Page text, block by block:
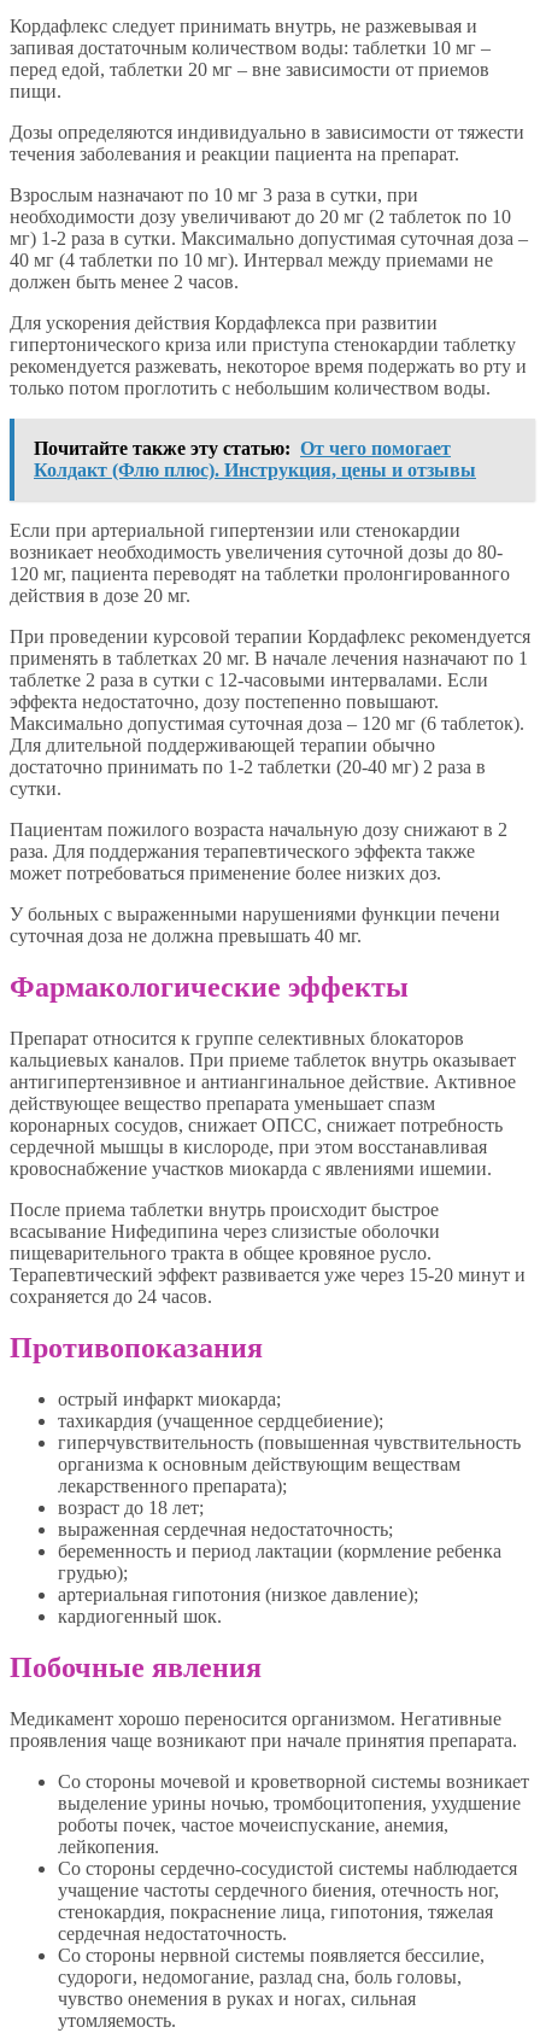
Кордафлекс следует принимать внутрь, не разжевывая и
запивая достаточным количеством воды: таблетки 10 мг –
перед едой, таблетки 20 мг – вне зависимости от приемов
пищи.
Дозы определяются индивидуально в зависимости от тяжести
течения заболевания и реакции пациента на препарат.
Взрослым назначают по 10 мг 3 раза в сутки, при
необходимости дозу увеличивают до 20 мг (2 таблеток по 10
мг) 1-2 раза в сутки. Максимально допустимая суточная доза –
40 мг (4 таблетки по 10 мг). Интервал между приемами не
должен быть менее 2 часов.
Для ускорения действия Кордафлекса при развитии
гипертонического криза или приступа стенокардии таблетку
рекомендуется разжевать, некоторое время подержать во рту и
только потом проглотить с небольшим количеством воды.
Почитайте также эту статью: От чего помогает
Колдакт (Флю плюс). Инструкция, цены и отзывы
Если при артериальной гипертензии или стенокардии
возникает необходимость увеличения суточной дозы до 80-
120 мг, пациента переводят на таблетки пролонгированного
действия в дозе 20 мг.
При проведении курсовой терапии Кордафлекс рекомендуется
применять в таблетках 20 мг. В начале лечения назначают по 1
таблетке 2 раза в сутки с 12-часовыми интервалами. Если
эффекта недостаточно, дозу постепенно повышают.
Максимально допустимая суточная доза – 120 мг (6 таблеток).
Для длительной поддерживающей терапии обычно
достаточно принимать по 1-2 таблетки (20-40 мг) 2 раза в
сутки.
Пациентам пожилого возраста начальную дозу снижают в 2
раза. Для поддержания терапевтического эффекта также
может потребоваться применение более низких доз.
У больных с выраженными нарушениями функции печени
суточная доза не должна превышать 40 мг.
Фармакологические эффекты
Препарат относится к группе селективных блокаторов
кальциевых каналов. При приеме таблеток внутрь оказывает
антигипертензивное и антиангинальное действие. Активное
действующее вещество препарата уменьшает спазм
коронарных сосудов, снижает ОПСС, снижает потребность
сердечной мышцы в кислороде, при этом восстанавливая
кровоснабжение участков миокарда с явлениями ишемии.
После приема таблетки внутрь происходит быстрое
всасывание Нифедипина через слизистые оболочки
пищеварительного тракта в общее кровяное русло.
Терапевтический эффект развивается уже через 15-20 минут и
сохраняется до 24 часов.
Противопоказания
острый инфаркт миокарда;
тахикардия (учащенное сердцебиение);
гиперчувствительность (повышенная чувствительность
организма к основным действующим веществам
лекарственного препарата);
возраст до 18 лет;
выраженная сердечная недостаточность;
беременность и период лактации (кормление ребенка
грудью);
артериальная гипотония (низкое давление);
кардиогенный шок.
Побочные явления
Медикамент хорошо переносится организмом. Негативные
проявления чаще возникают при начале принятия препарата.
Со стороны мочевой и кроветворной системы возникает
выделение урины ночью, тромбоцитопения, ухудшение
роботы почек, частое мочеиспускание, анемия,
лейкопения.
Со стороны сердечно-сосудистой системы наблюдается
учащение частоты сердечного биения, отечность ног,
стенокардия, покраснение лица, гипотония, тяжелая
сердечная недостаточность.
Со стороны нервной системы появляется бессилие,
судороги, недомогание, разлад сна, боль головы,
чувство онемения в руках и ногах, сильная
утомляемость.